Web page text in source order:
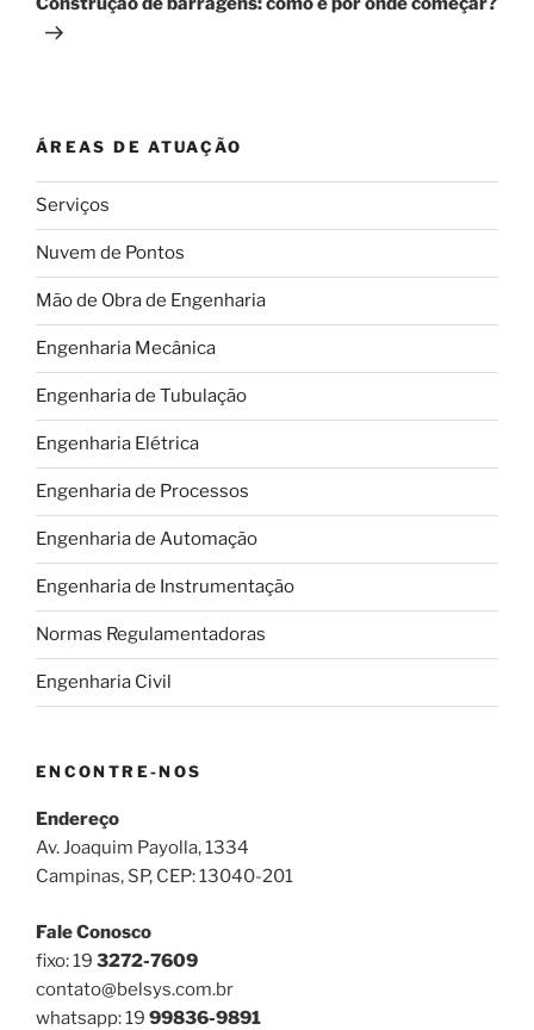
ÁREAS DE ATUAÇÃO
Serviços
Nuvem de Pontos
Mão de Obra de Engenharia
Engenharia Mecânica
Engenharia de Tubulação
Engenharia Elétrica
Engenharia de Processos
Engenharia de Automação
Engenharia de Instrumentação
Normas Regulamentadoras
Engenharia Civil
ENCONTRE-NOS
Endereço
Av. Joaquim Payolla, 1334
Campinas, SP, CEP: 13040-201
Fale Conosco
fixo: 19 3272-7609
contato@belsys.com.br
whatsapp: 19 99836-9891